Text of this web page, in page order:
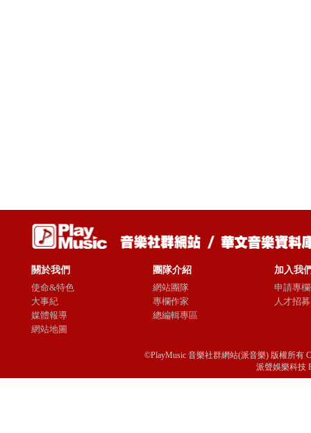
關於我們
使命&特色
大事紀
媒體報導
網站地圖
團隊介紹
網站團隊
專欄作家
總編輯專區
加入我
申請專
人才招募
©PlayMusic 音樂社群網站(派音樂) 版權所有
派聲娛樂科技